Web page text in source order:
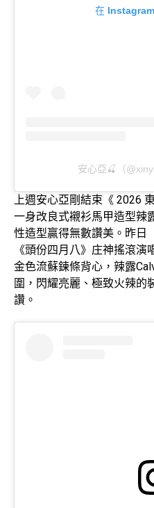
在
安心亞🍒（
上週安心亞剛結束《 2026
一身改良式襯衫馬甲造型辣
性造型贏得無數讚美。昨日
《頭份四月八》庄神搖滾
金色流蘇鍊條背心，辣露
圍，閃耀亮麗、極致火辣的
讚。